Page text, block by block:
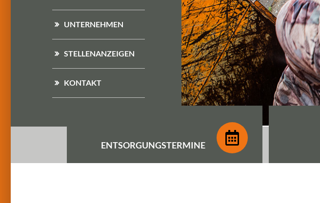
UNTERNEHMEN
STELLENANZEIGEN
KONTAKT
ENTSORGUNGSTERMINE